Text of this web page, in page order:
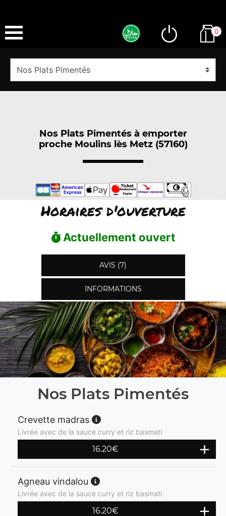
0
Nos Plats Pimentés à emporter
proche Moulins lès Metz (57160)
Horaires d'ouverture
Actuellement ouvert
AVIS (7)
INFORMATIONS
Nos Plats Pimentés
Crevette madras
Livrée avec de la sauce curry et riz basmati
16.20€
Agneau vindalou
Livrée avec de la sauce curry et riz basmati
16.20€